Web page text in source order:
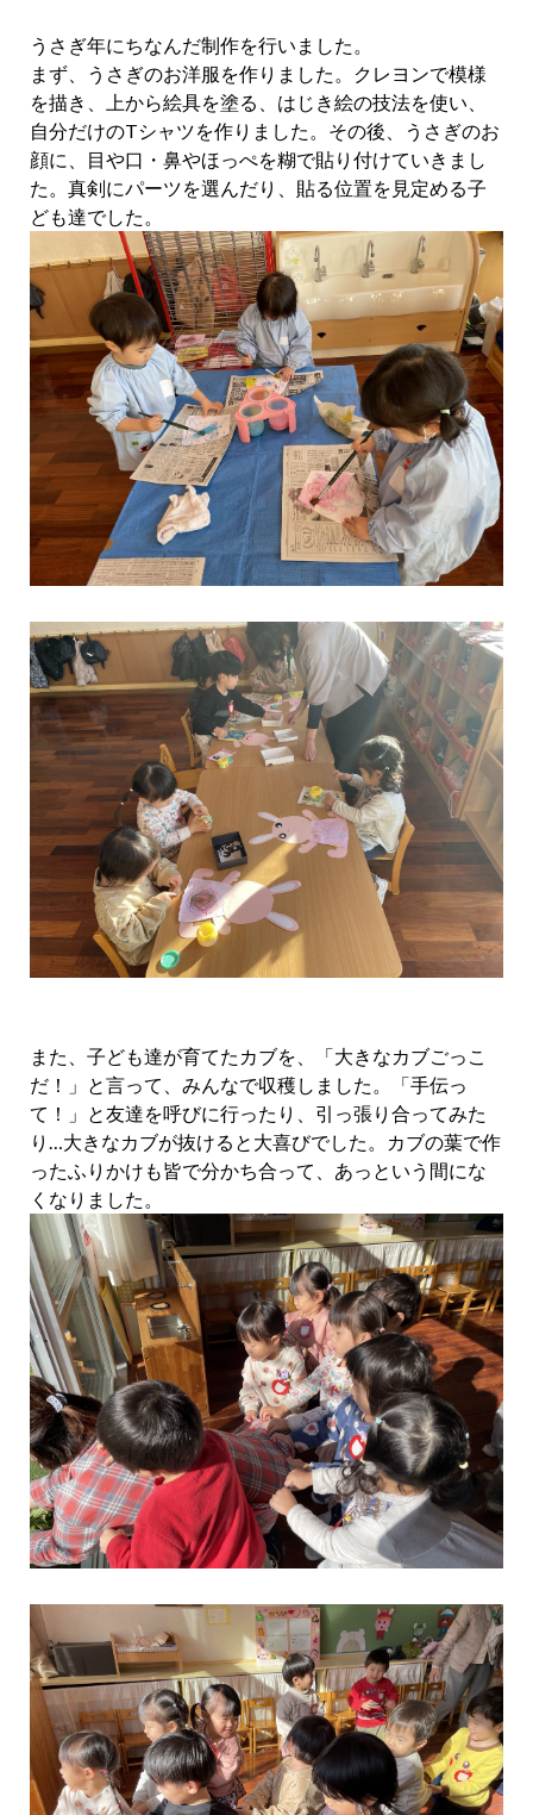
うさぎ年にちなんだ制作を行いました。
まず、うさぎのお洋服を作りました。クレヨンで模様
を描き、上から絵具を塗る、はじき絵の技法を使い、
自分だけのTシャツを作りました。その後、うさぎのお
顔に、目や口・鼻やほっぺを糊で貼り付けていきまし
た。真剣にパーツを選んだり、貼る位置を見定める子
ども達でした。
また、子ども達が育てたカブを、「大きなカブごっこ
だ！」と言って、みんなで収穫しました。「手伝っ
て！」と友達を呼びに行ったり、引っ張り合ってみた
り…大きなカブが抜けると大喜びでした。カブの葉で作
ったふりかけも皆で分かち合って、あっという間にな
くなりました。